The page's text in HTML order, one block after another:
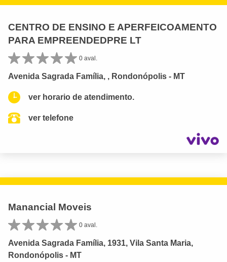
CENTRO DE ENSINO E APERFEICOAMENTO
PARA EMPREENDEDPRE LT
0 aval.
Avenida Sagrada Família, , Rondonópolis - MT
ver horario de atendimento.
ver telefone
Manancial Moveis
0 aval.
Avenida Sagrada Família, 1931, Vila Santa Maria,
Rondonópolis - MT